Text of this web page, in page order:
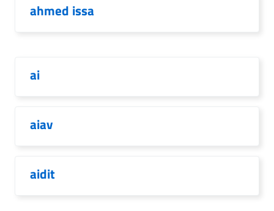
ahmed issa
ai
aiav
aidit